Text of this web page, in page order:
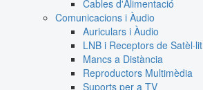
Cables d'Alimentació
Comunicacions i Àudio
Auriculars i Àudio
LNB i Receptors de Satèl·lit
Mancs a Distància
Reproductors Multimèdia
Suports per a TV